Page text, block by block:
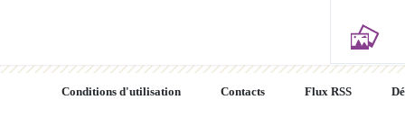
Conditions d'utilisation Contacts Flux RSS